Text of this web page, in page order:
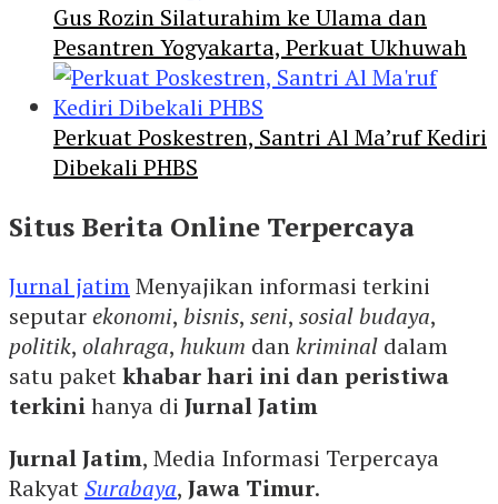
Gus Rozin Silaturahim ke Ulama dan
Pesantren Yogyakarta, Perkuat Ukhuwah
Perkuat Poskestren, Santri Al Ma’ruf Kediri
Dibekali PHBS
Situs Berita Online Terpercaya
Jurnal jatimMenyajikan informasi terkini
seputarekonomi, bisnis, seni, sosial budaya,
politik, olahraga, hukum dankriminal dalam
satu paketkhabar hari ini dan peristiwa
terkinihanya di Jurnal Jatim
Jurnal Jatim, Media Informasi Terpercaya
RakyatSurabaya, Jawa Timur.